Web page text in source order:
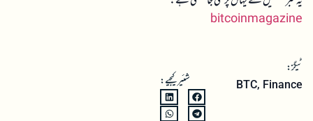
bitcoinmagazine
ٹیگز:
BTC, Finance شئیر کیجیے: